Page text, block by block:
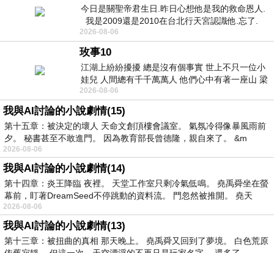
今日是關聖帝君生日.昨日心想他是我的救命恩人.
我是2009還是2010在台北行天宮認識他.忘了.
一個奇摩交友的網友學
2026-08-06
玫事10
江湖上紛紛擾擾 總是沒有個事實 世上不只一位小
娃兒 人間總有千千萬萬人 他們心中有著一座山 梁
山佛山泰華衡恆嵩 一山之高
2026-08-06
我與AI討論的小說劇情(15)
第十五章：被決定的壞人 天命文創頂樓會議室。 氣氛冷得像暴風雨前
夕。 秘書甚至不敢進門。 因為教育部長曾德隆，親自來了。 &m
2026-08-06
我與AI討論的小說劇情(14)
第十四章：炎王降臨 夜裡。 天堂工作室只剩冷氣低鳴。 堯禹舜坐在螢
幕前，盯著DreamSeed不停跳動的資料流。 門忽然被推開。 堯天
2026-08-06
我與AI討論的小說劇情(13)
第十三章：被扭曲的真相 那天晚上。 堯禹舜又回到了夢境。 白色荒原